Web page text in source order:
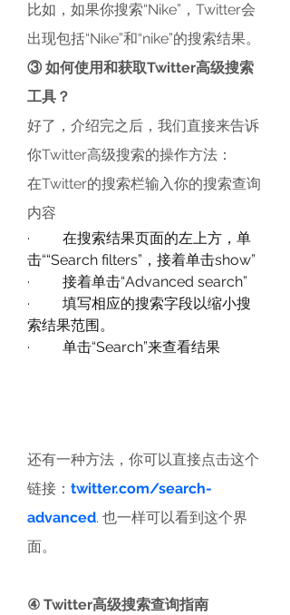
比如，如果你搜索“Nike”，Twitter会
出现包括“Nike”和“nike”的搜索结果。
③ 如何使用和获取Twitter高级搜索
工具？
好了，介绍完之后，我们直接来告诉
你Twitter高级搜索的操作方法：
在Twitter的搜索栏输入你的搜索查询
内容
·         在搜索结果页面的左上方，单
击““Search filters”，接着单击show”
·         接着单击“Advanced search”
·         填写相应的搜索字段以缩小搜
索结果范围。
·         单击“Search”来查看结果
还有一种方法，你可以直接点击这个
链接： twitter.com/search-
advanced. 也一样可以看到这个界
面。
④ Twitter高级搜索查询指南